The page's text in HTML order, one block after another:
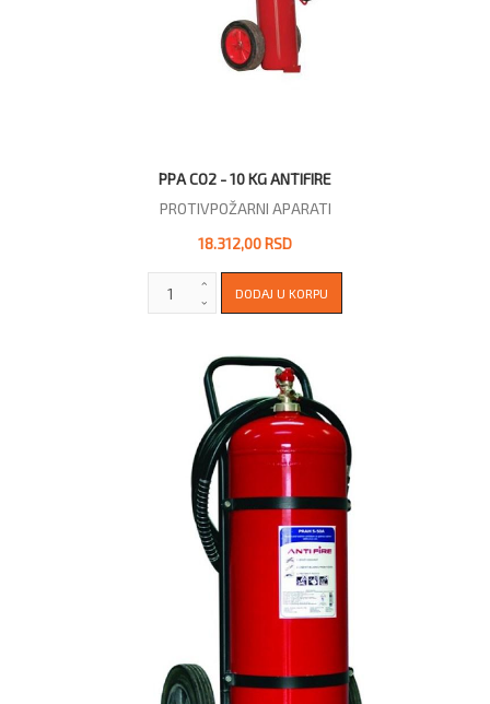
PPA CO2 - 10 KG ANTIFIRE
PROTIVPOŽARNI APARATI
18.312,00 RSD